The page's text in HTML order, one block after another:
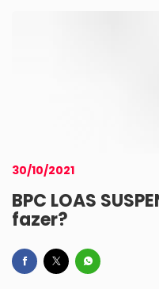
30/10/2021
BPC LOAS
fazer?